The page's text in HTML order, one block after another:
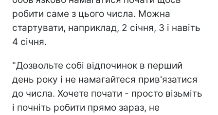
робити саме з цього числа. Можна
стартувати, наприклад, 2 січня, 3 і навіть
4 січня.
"Дозвольте собі відпочинок в перший
день року і не намагайтеся прив'язатися
до числа. Хочете почати - просто візьміть
і почніть робити прямо зараз, не